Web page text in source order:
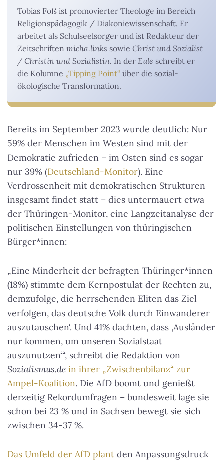
Tobias Foß ist promovierter Theologe im Bereich
Religionspädagogik / Diakoniewissenschaft. Er
arbeitet als Schulseelsorger und ist Redakteur der
Zeitschriften micha.links sowie Christ und Sozialist
/ Christin und Sozialistin. In der Eule schreibt er
die Kolumne „Tipping Point“ über die sozial-
ökologische Transformation.
Bereits im September 2023 wurde deutlich: Nur
59% der Menschen im Westen sind mit der
Demokratie zufrieden – im Osten sind es sogar
nur 39% (Deutschland-Monitor). Eine
Verdrossenheit mit demokratischen Strukturen
insgesamt findet statt – dies untermauert etwa
der Thüringen-Monitor, eine Langzeitanalyse der
politischen Einstellungen von thüringischen
Bürger*innen:
„Eine Minderheit der befragten Thüringer*innen
(18%) stimmte dem Kernpostulat der Rechten zu,
demzufolge‚ die herrschenden Eliten das Ziel
verfolgen, das deutsche Volk durch Einwanderer
auszutauschen‘. Und 41% dachten, dass ‚Ausländer
nur kommen, um unseren Sozialstaat
auszunutzen‘“, schreibt die Redaktion von
Sozialismus.de in ihrer „Zwischenbilanz“ zur
Ampel-Koalition. Die AfD boomt und genießt
derzeitig Rekordumfragen – bundesweit lage sie
schon bei 23 % und in Sachsen bewegt sie sich
zwischen 34-37 %.
Das Umfeld der AfD plant den Anpassungsdruck